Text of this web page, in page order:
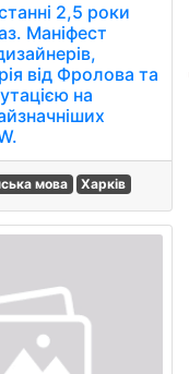
2,5 роки
Маніфест
від Фролова та
на
мова Харків